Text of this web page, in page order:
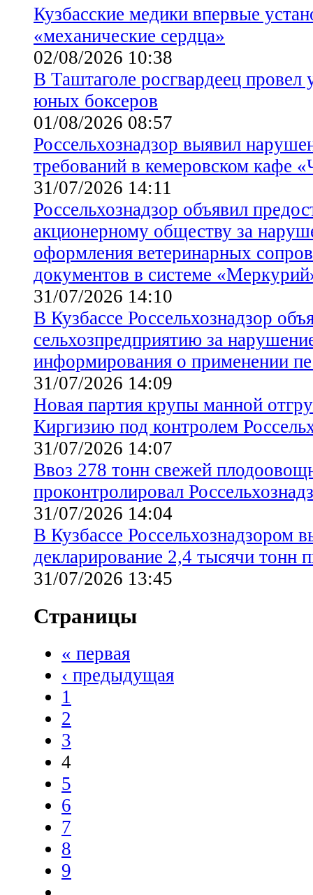
Кузбасские медики впервые
«механические сердца»
02/08/2026 10:38
В Таштаголе росгвардеец провел
юных боксеров
01/08/2026 08:57
Россельхознадзор выявил
требований в кемеровском кафе
31/07/2026 14:11
Россельхознадзор объявил
акционерному обществу за
оформления ветеринарных
документов в системе
31/07/2026 14:10
В Кузбассе Россельхознадзор
сельхозпредприятию за
информирования о применении
31/07/2026 14:09
Новая партия крупы манной
Киргизию под контролем
31/07/2026 14:07
Ввоз 278 тонн свежей
проконтролировал
31/07/2026 14:04
В Кузбассе Россельхознадзором
декларирование 2,4 тысячи тонн
31/07/2026 13:45
Страницы
« первая
‹ предыдущая
1
2
3
4
5
6
7
8
9